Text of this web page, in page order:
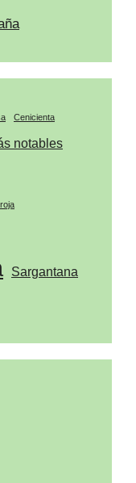
Cenicienta
notables
Sargantana